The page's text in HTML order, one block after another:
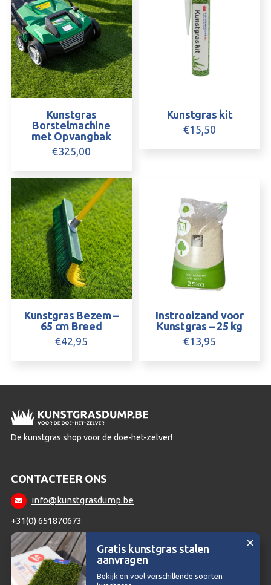
Kunstgras
Borstelmachine
met Opvangbak
€325,00
Kunstgras kit
€15,50
Kunstgras Bezem –
65 cm Breed
€42,95
Instrooizand voor
Kunstgras – 25 kg
€13,95
De kunstgras shop voor de doe-het-zelver!
CONTACTEER ONS
info@kunstgrasdump.be
+31(0) 651870673
Copyright © 2026 | Kunstgrasdump.be - Voor de doe-het-zelver
Gratis kunstgras stalen
aanvragen
Bekijk en voel verschillende soorten